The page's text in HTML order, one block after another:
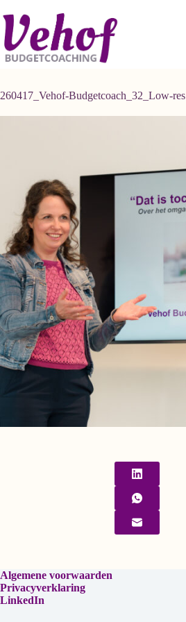
naar
de
inhoud
260417_Vehof-Budgetcoach_32_Low-res
Algemene voorwaarden
Privacyverklaring
LinkedIn